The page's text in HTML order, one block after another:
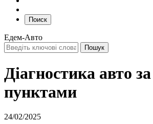
Поиск
Едем-Авто
Діагностика авто
пунктами
24/02/2025